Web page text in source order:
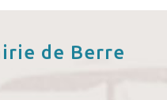
de Berre